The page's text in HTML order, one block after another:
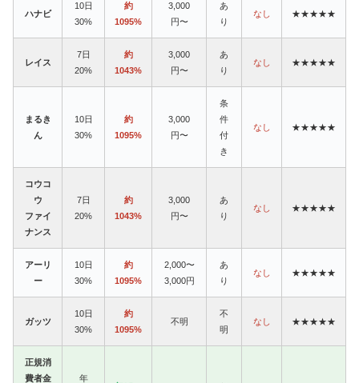
ハナビ
10日
30%
約
1095%
3,000
円〜
あ
り
なし ★★★★★
レイス
7日
20%
約
1043%
3,000
円〜
あ
り
なし ★★★★★
まるき
ん
10日
30%
約
1095%
3,000
円〜
条
件
付
き
なし ★★★★★
コウコ
ウ
ファイ
ナンス
7日
20%
約
1043%
3,000
円〜
あ
り
なし ★★★★★
アーリ
ー
10日
30%
約
1095%
2,000〜
3,000円
あ
り
なし ★★★★★
ガッツ
10日
30%
約
1095%
不明
不
明
なし ★★★★★
正規消
費者金
年